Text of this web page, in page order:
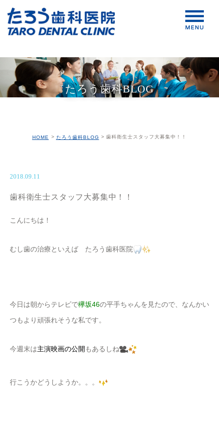
たろう歯科BLOG
HOME たろう歯科BLOG 歯科衛生士スタッフ大募集中！！
2018.09.11
歯科衛生士スタッフ大募集中！！
こんにちは！
むし歯の治療といえば たろう歯科医院
今日は朝からテレビで欅坂46の平手ちゃんを見たので、なんかい
つもより頑張れそうな私です。
今週末は主演映画の公開 もあるしね
行こうかどうしようか。。。